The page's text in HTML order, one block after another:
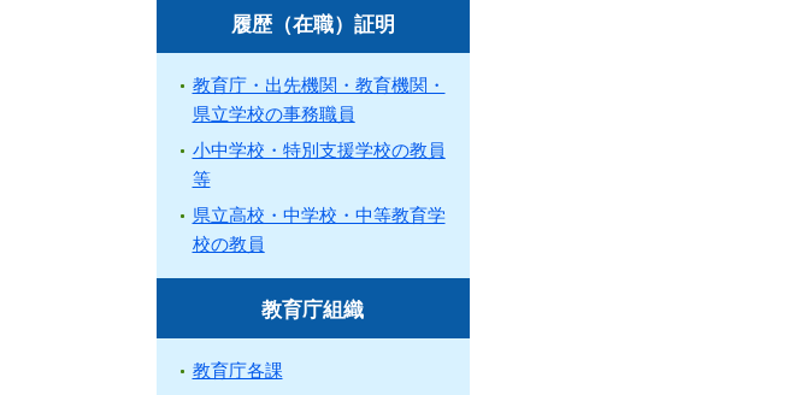
履歴（在職）証明
教育庁・出先機関・教育機関・
県立学校の事務職員
小中学校・特別支援学校の教員
等
県立高校・中学校・中等教育学
校の教員
教育庁組織
教育庁各課